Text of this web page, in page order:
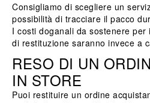
Consigliamo di scegliere un
possibilità di tracciare il pacco
I costi doganali da sostenere
di restituzione saranno invece a
RESO DI UN
IN STORE
Puoi restituire un ordine